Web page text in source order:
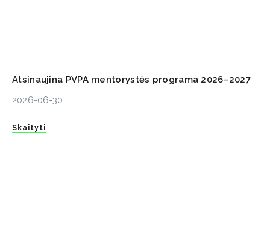
Atsinaujina PVPA mentorystės programa 2026–2027
2026-06-30
Skaityti